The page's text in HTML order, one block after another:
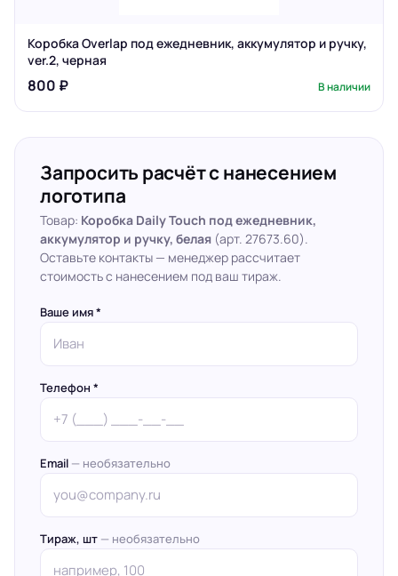
Коробка Overlap под ежедневник, аккумулятор и ручку,
ver.2, черная
800 ₽ В наличии
Запросить расчёт с нанесением
логотипа
Товар: Коробка Daily Touch под ежедневник,
аккумулятор и ручку, белая (арт. 27673.60).
Оставьте контакты — менеджер рассчитает
стоимость с нанесением под ваш тираж.
Ваше имя *
Телефон *
Email — необязательно
Тираж, шт — необязательно